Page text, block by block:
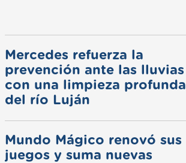
Mercedes refuerza la
prevención ante las lluvias
con una limpieza profunda
del río Luján
Mundo Mágico renovó sus
juegos y suma nuevas